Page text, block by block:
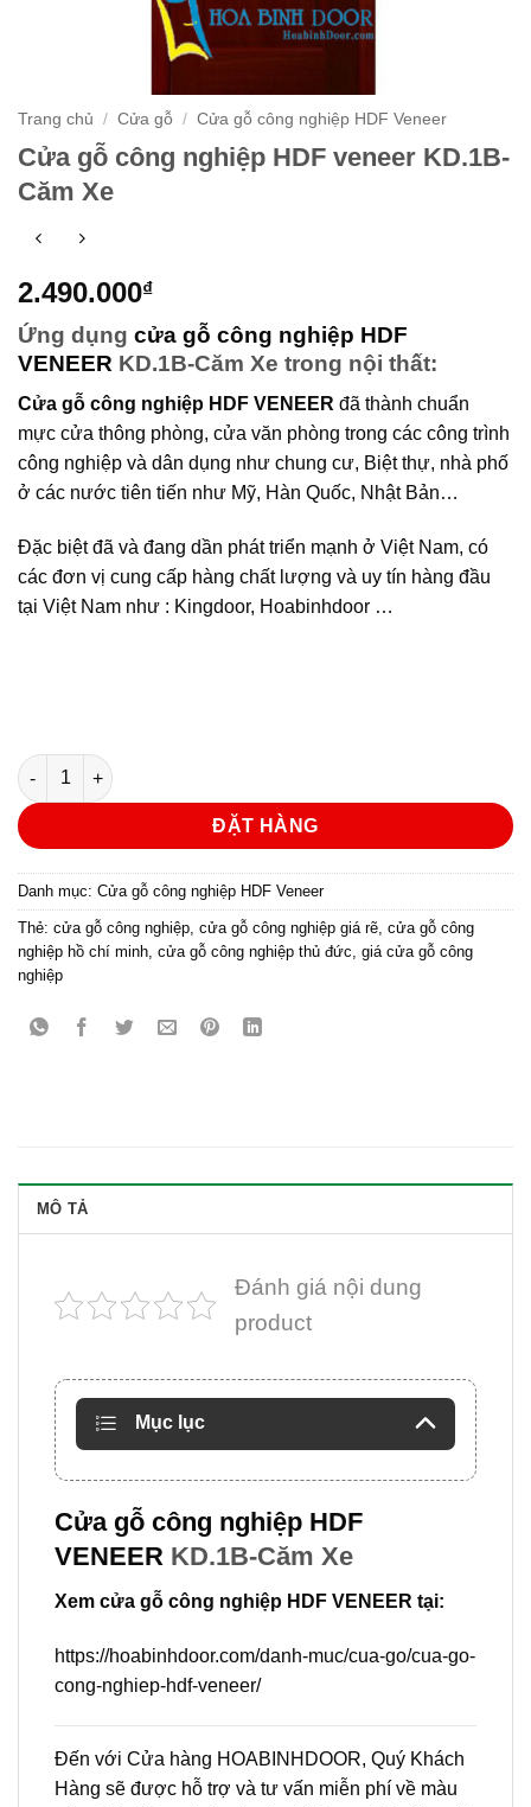
Trang chủ / Cửa gỗ / Cửa gỗ công nghiệp HDF Veneer
Cửa gỗ công nghiệp HDF veneer KD.1B-
Căm Xe
2.490.000₫
Ứng dụng cửa gỗ công nghiệp HDF
VENEER KD.1B-Căm Xe trong nội thất:
Cửa gỗ công nghiệp HDF VENEER đã thành chuẩn
mực cửa thông phòng, cửa văn phòng trong các công trình
công nghiệp và dân dụng như chung cư, Biệt thự, nhà phố
ở các nước tiên tiến như Mỹ, Hàn Quốc, Nhật Bản…
Đặc biệt đã và đang dần phát triển mạnh ở Việt Nam, có
các đơn vị cung cấp hàng chất lượng và uy tín hàng đầu
tại Việt Nam như : Kingdoor, Hoabinhdoor …
Cửa gỗ công nghiệp HDF veneer KD.1B-Căm Xe số lượng
ĐẶT HÀNG
Danh mục: Cửa gỗ công nghiệp HDF Veneer
Thẻ: cửa gỗ công nghiệp, cửa gỗ công nghiệp giá rẽ, cửa gỗ công
nghiệp hồ chí minh, cửa gỗ công nghiệp thủ đức, giá cửa gỗ công
nghiệp
MÔ TẢ
Đánh giá nội dung
product
Mục lục
Cửa gỗ công nghiệp HDF
VENEER KD.1B-Căm Xe
Xem cửa gỗ công nghiệp HDF VENEER tại:
https://hoabinhdoor.com/danh-muc/cua-go/cua-go-
cong-nghiep-hdf-veneer/
Đến với Cửa hàng HOABINHDOOR, Quý Khách
Hàng sẽ được hỗ trợ và tư vấn miễn phí về màu